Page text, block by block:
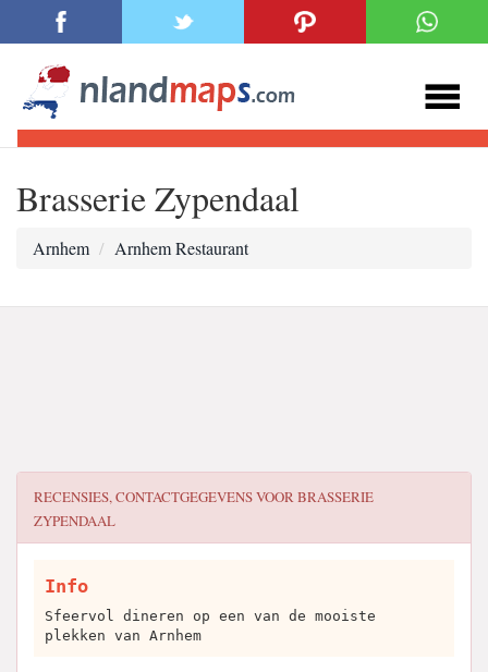
Brasserie Zypendaal
Arnhem Arnhem Restaurant
RECENSIES, CONTACTGEGEVENS VOORBRASSERIE
ZYPENDAAL
Info
Sfeervol dineren op een van de mooiste
plekken van Arnhem